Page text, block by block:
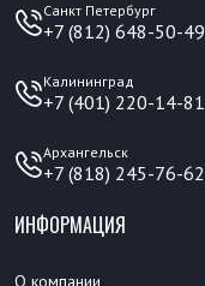
Санкт Петербург
+7 (812) 648-50-49
Калининград
+7 (401) 220-14-81
Архангельск
+7 (818) 245-76-62
ИНФОРМАЦИЯ
О компании